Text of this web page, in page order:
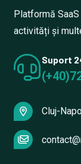
Platformă
activități și
Suport
Cluj-